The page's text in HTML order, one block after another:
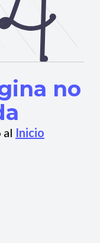
no
al Inicio